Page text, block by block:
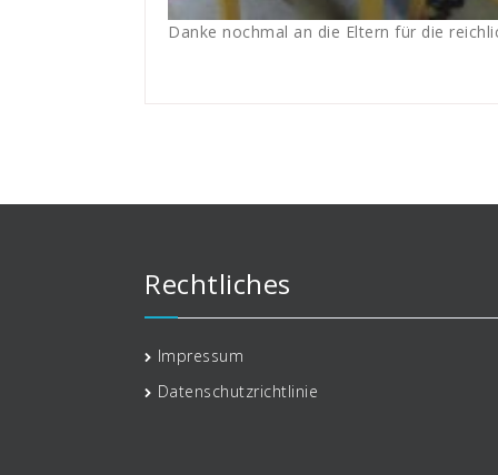
Danke nochmal an die Eltern für die
Rechtliches
Impressum
Datenschutzrichtlinie